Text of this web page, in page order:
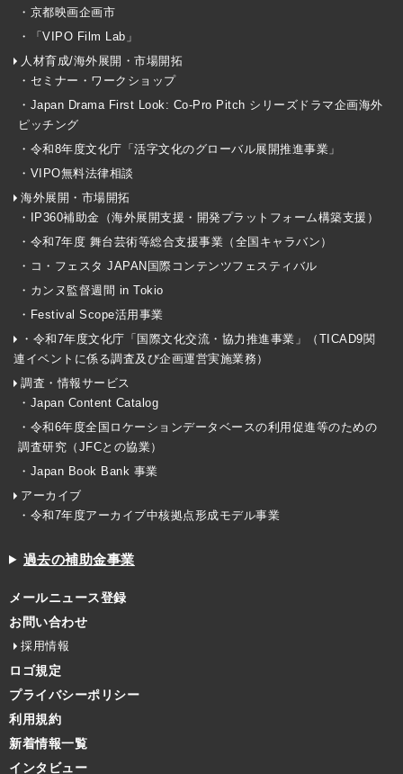
・京都映画企画市
・「VIPO Film Lab」
人材育成/海外展開・市場開拓
・セミナー・ワークショップ
・Japan Drama First Look: Co-Pro Pitch シリーズドラマ企画海外
ピッチング
・令和8年度文化庁「活字文化のグローバル展開推進事業」
・VIPO無料法律相談
海外展開・市場開拓
・IP360補助金（海外展開支援・開発プラットフォーム構築支援）
・令和7年度 舞台芸術等総合支援事業（全国キャラバン）
・コ・フェスタ JAPAN国際コンテンツフェスティバル
・カンヌ監督週間 in Tokio
・Festival Scope活用事業
・令和7年度文化庁「国際文化交流・協力推進事業」（TICAD9関
連イベントに係る調査及び企画運営実施業務）
調査・情報サービス
・Japan Content Catalog
・令和6年度全国ロケーションデータベースの利用促進等のための
調査研究（JFCとの協業）
・Japan Book Bank 事業
アーカイブ
・令和7年度アーカイブ中核拠点形成モデル事業
過去の補助金事業
メールニュース登録
お問い合わせ
採用情報
ロゴ規定
プライバシーポリシー
利用規約
新着情報一覧
インタビュー